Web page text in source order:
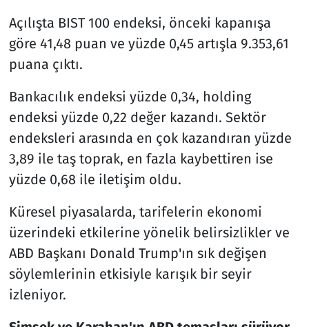
Açılışta BIST 100 endeksi, önceki kapanışa
göre 41,48 puan ve yüzde 0,45 artışla 9.353,61
puana çıktı.
Bankacılık endeksi yüzde 0,34, holding
endeksi yüzde 0,22 değer kazandı. Sektör
endeksleri arasında en çok kazandıran yüzde
3,89 ile taş toprak, en fazla kaybettiren ise
yüzde 0,68 ile iletişim oldu.
Küresel piyasalarda, tarifelerin ekonomi
üzerindeki etkilerine yönelik belirsizlikler ve
ABD Başkanı Donald Trump'ın sık değişen
söylemlerinin etkisiyle karışık bir seyir
izleniyor.
Televizyon